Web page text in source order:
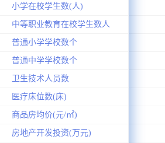
小学在校学生数(人)
中等职业教育在校学生数人
普通小学学校数个
普通中学学校数个
卫生技术人员数
医疗床位数(床)
商品房均价(元/㎡)
房地产开发投资(万元)